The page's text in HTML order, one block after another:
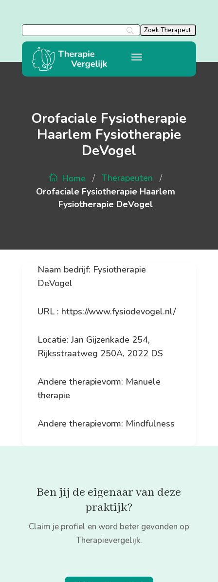
Orofaciale Fysiotherapie
Haarlem Fysiotherapie
DeVogel
Home / Therapeuten /
Orofaciale Fysiotherapie Haarlem
Fysiotherapie DeVogel
Naam bedrijf: Fysiotherapie
DeVogel
URL : https://www.fysiodevogel.nl/
Locatie: Jan Gijzenkade 254,
Rijksstraatweg 250A, 2022 DS
Andere therapievorm: Manuele
therapie
Andere therapievorm: Mindfulness
Ben jij de eigenaar van deze
praktijk?
Claim je profiel en word beter gevonden op
Therapievergelijk.